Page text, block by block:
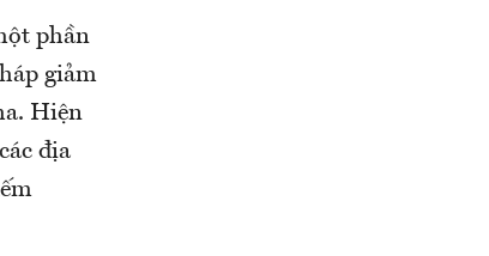
phần
giảm
Hiện
địa